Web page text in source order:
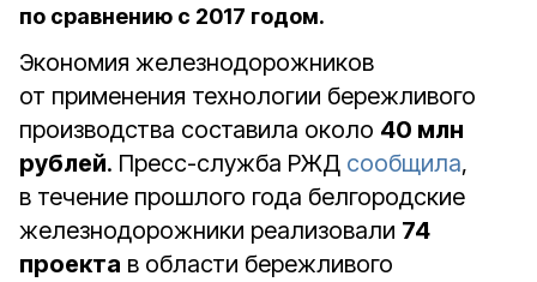
по сравнению с 2017 годом.
Экономия железнодорожников
от применения технологии бережливого
производства составила около 40 млн
рублей. Пресс-служба РЖД сообщила,
в течение прошлого года белгородские
железнодорожники реализовали 74
проекта в области бережливого